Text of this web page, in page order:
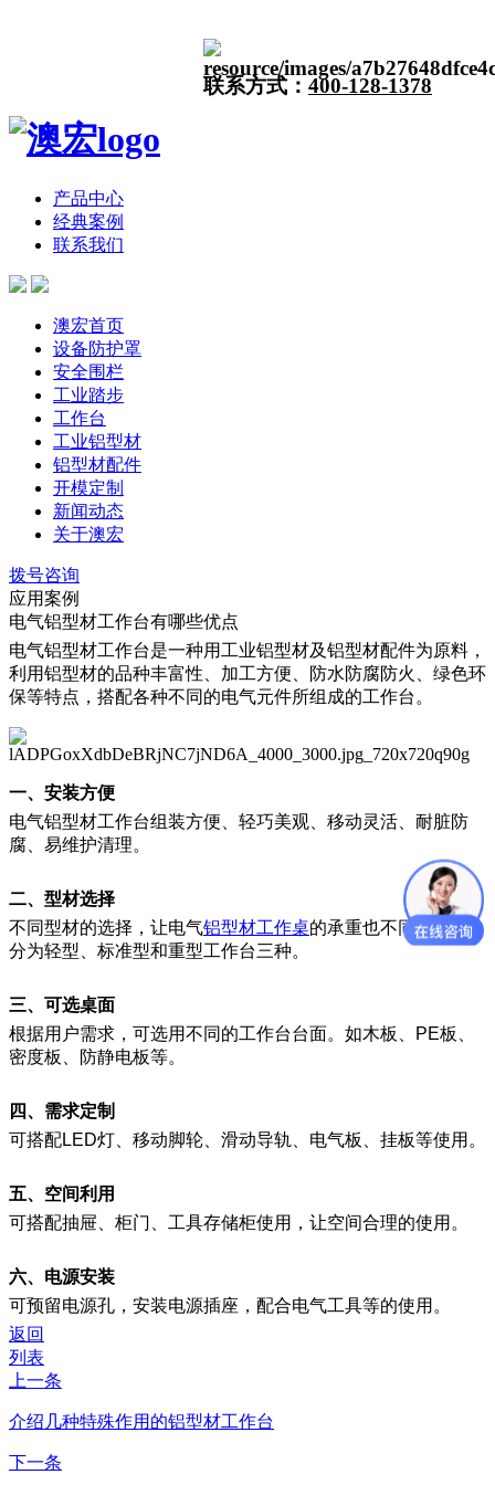
联系方式： 400-128-1378
产品中心
经典案例
联系我们
澳宏首页
设备防护罩
安全围栏
工业踏步
工作台
工业铝型材
铝型材配件
开模定制
新闻动态
关于澳宏
拨号咨询
应用案例
电气铝型材工作台有哪些优点
电气铝型材工作台是一种用工业铝型材及铝型材配件为原料，
利用铝型材的品种丰富性、加工方便、防水防腐防火、绿色环
保等特点，搭配各种不同的电气元件所组成的工作台。
一、安装方便
电气铝型材工作台组装方便、轻巧美观、移动灵活、耐脏防
腐、易维护清理。
二、型材选择
不同型材的选择，让电气铝型材工作桌的承重也不同,大致可
分为轻型、标准型和重型工作台三种。
三、可选桌面
根据用户需求，可选用不同的工作台台面。如木板、PE板、
密度板、防静电板等。
四、需求定制
可搭配LED灯、移动脚轮、滑动导轨、电气板、挂板等使用。
五、空间利用
可搭配抽屉、柜门、工具存储柜使用，让空间合理的使用。
六、电源安装
可预留电源孔，安装电源插座，配合电气工具等的使用。
返回
列表
上一条
介绍几种特殊作用的铝型材工作台
下一条